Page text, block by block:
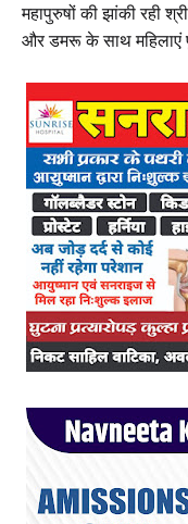
महापुरुषों की झांकी रही
और डमरू के साथ महिलाएं